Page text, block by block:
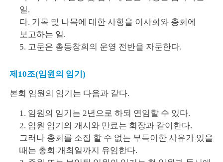
일.
다. 가목 및 나목에 대한 사항을 이사회와 총회에
보고하는 일.
5. 고문은 총동창회의 운영 전반을 자문한다.
제10조(임원의 임기)
본회 임원의 임기는 다음과 같다.
1. 임원의 임기는 2년으로 하되 연임할 수 있다.
2. 임원 임기의 개시와 만료는 회장과 같이한다.
그러나 총회를 소집 할 수 없는 부득이한 사유가 있을
때는 총회 개최일까지 유임한다.